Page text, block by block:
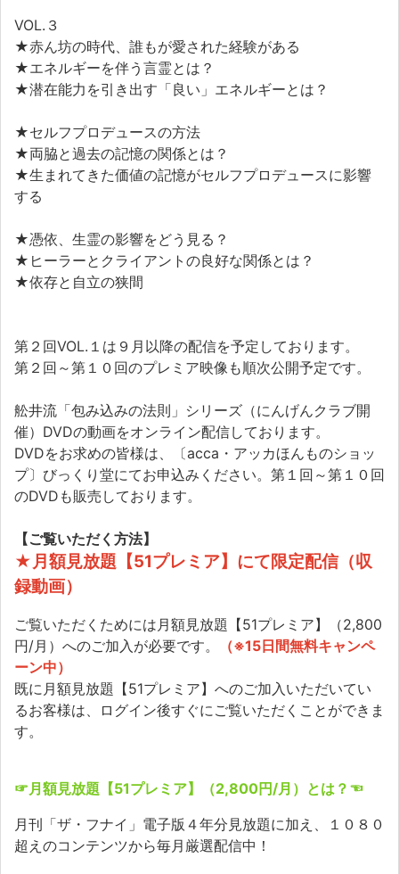
VOL.３
★赤ん坊の時代、誰もが愛された経験がある
★エネルギーを伴う言霊とは？
★潜在能力を引き出す「良い」エネルギーとは？
★セルフプロデュースの方法
★両脇と過去の記憶の関係とは？
★生まれてきた価値の記憶がセルフプロデュースに影響
する
★憑依、生霊の影響をどう見る？
★ヒーラーとクライアントの良好な関係とは？
★依存と自立の狭間
第２回VOL.１は９月以降の配信を予定しております。
第２回～第１０回のプレミア映像も順次公開予定です。
舩井流「包み込みの法則」シリーズ（にんげんクラブ開
催）DVDの動画をオンライン配信しております。
DVDをお求めの皆様は、〔acca・アッカほんものショッ
プ〕びっくり堂にてお申込みください。第１回～第１０回
のDVDも販売しております。
【ご覧いただく方法】
★月額見放題【51プレミア】にて限定配信（収
録動画）
ご覧いただくためには月額見放題【51プレミア】（2,800
円/月）へのご加入が必要です。
（※15日間無料キャンペ
ーン中）
既に月額見放題【51プレミア】へのご加入いただいてい
るお客様は、ログイン後すぐにご覧いただくことができま
す。
☞月額見放題【51プレミア】（2,800円/月）とは？☜
月刊「ザ・フナイ」電子版４年分見放題に加え、１０８０
超えのコンテンツから毎月厳選配信中！